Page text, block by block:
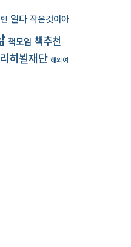
일다 작은것이아
책모임 책추천
히뵐재단 해외여